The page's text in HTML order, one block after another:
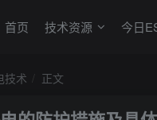
首页 技术资源 今日
技术 正文